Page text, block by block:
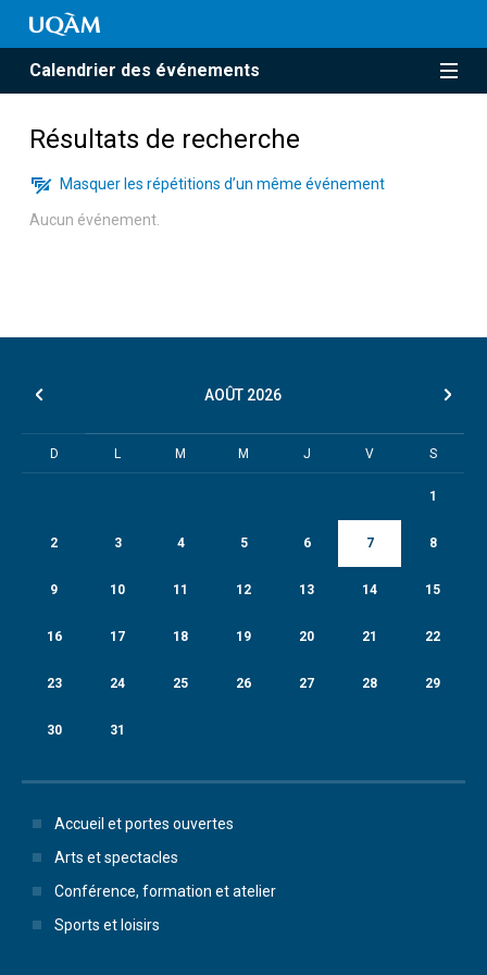
Calendrier des événements
Résultats de recherche
Masquer les répétitions d’un même événement
Aucun événement.
AOÛT 2026
D L M M J V S
1
2 3 4 5 6 7 8
9 10 11 12 13 14 15
16 17 18 19 20 21 22
23 24 25 26 27 28 29
30 31
Accueil et portes ouvertes
Arts et spectacles
Conférence, formation et atelier
Sports et loisirs